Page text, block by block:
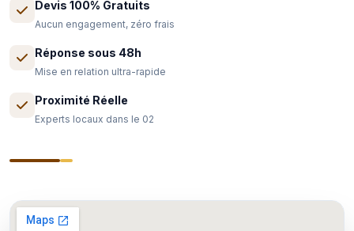
Devis 100% Gratuits
Aucun engagement, zéro frais
Réponse sous 48h
Mise en relation ultra-rapide
Proximité Réelle
Experts locaux dans le 02